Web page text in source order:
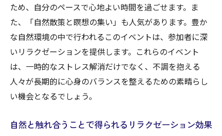
ため、自分のペースで心地よい時間を過ごせます。ま
た、「自然散策と瞑想の集い」も人気があります。豊か
な自然環境の中で行われるこのイベントは、参加者に深
いリラクゼーションを提供します。これらのイベント
は、一時的なストレス解消だけでなく、不調を抱える
人々が長期的に心身のバランスを整えるための素晴らし
い機会となるでしょう。
自然と触れ合うことで得られるリラクゼーション効果